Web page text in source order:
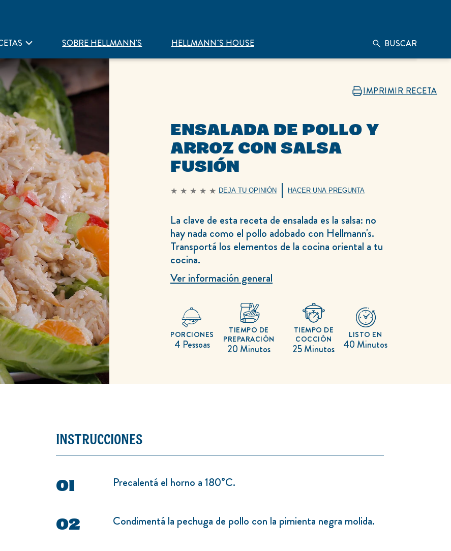
SOBRE HELLMANN'S HELLMANN´S HOUSE BUSCAR
IMPRIMIR RECETA
ENSALADA DE POLLO Y
ARROZ CON SALSA
FUSIÓN
No
calificaciones
este
recipe
DEJA TU OPINIÓN HACER UNA PREGUNTA
La clave de esta receta de ensalada es la salsa: no
hay nada como el pollo adobado con Hellmann's.
Transportá los elementos de la cocina oriental a tu
cocina.
Ver información general
4 Pessoas
PORCIONES
20 Minutos
TIEMPO DE
PREPARACIÓN
25 Minutos
TIEMPO DE
COCCIÓN
40 Minutos
LISTO EN
INSTRUCCIONES
Precalentá el horno a 180°C.
Condimentá la pechuga de pollo con la pimienta negra molida.